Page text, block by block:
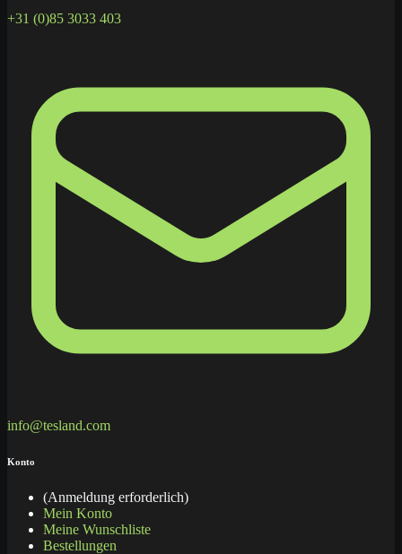
+31 (0)85 3033 403
info@tesland.com
Konto
(Anmeldung erforderlich)
Mein Konto
Meine Wunschliste
Bestellungen